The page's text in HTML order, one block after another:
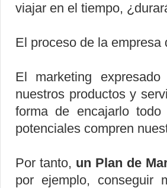
viajar en el tiempo,
El proceso de la
El marketing
nuestros productos y
forma de encajarlo
potenciales compren
Por tanto, un Plan de
por ejemplo, conseguir